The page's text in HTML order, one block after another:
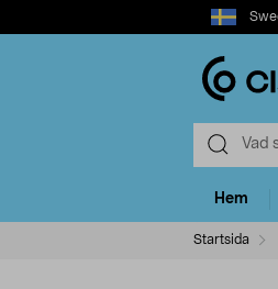
Select
market
Hem
Startsida